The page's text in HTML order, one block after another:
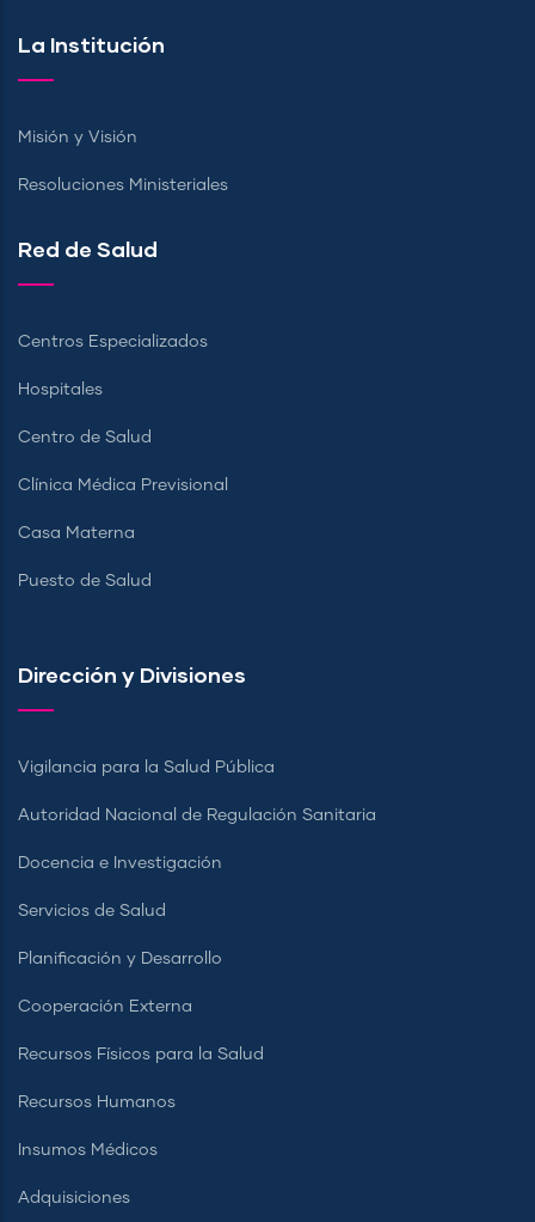
La Institución
Misión y Visión
Resoluciones Ministeriales
Red de Salud
Centros Especializados
Hospitales
Centro de Salud
Clínica Médica Previsional
Casa Materna
Puesto de Salud
Dirección y Divisiones
Vigilancia para la Salud Pública
Autoridad Nacional de Regulación Sanitaria
Docencia e Investigación
Servicios de Salud
Planificación y Desarrollo
Cooperación Externa
Recursos Físicos para la Salud
Recursos Humanos
Insumos Médicos
Adquisiciones